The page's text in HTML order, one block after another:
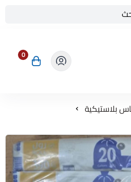
0
بلاستيكية